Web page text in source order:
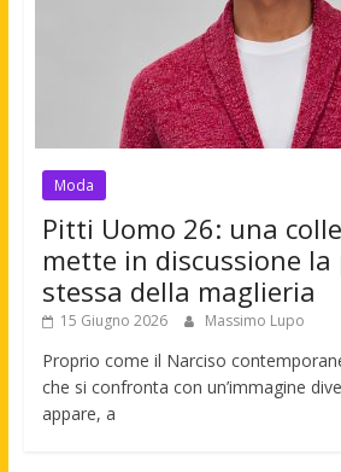
Moda
Pitti Uomo 26: una
mette in discussione la
stessa della maglieria
15 Giugno 2026 Massimo Lupo
Proprio come il Narciso
che si confronta con un’immagine
appare, a